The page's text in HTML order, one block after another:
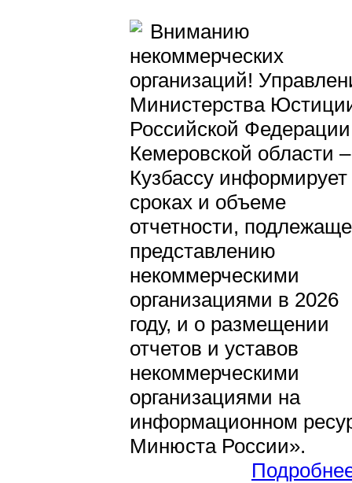
Вниманию
некоммерческих
организаций!
Министерства
Российской
Кемеровской области –
Кузбассу
сроках и объеме
отчетности,
представлению
некоммерческими
организациями в 2026
году, и о размещении
отчетов и уставов
некоммерческими
организациями на
информационном
Минюста России».